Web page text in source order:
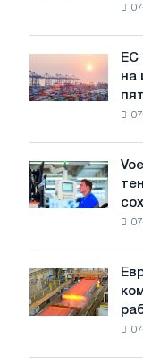
трамвайных
путей
Москвы
Ярославля
объявил
окончательные
холоднокатаной
стали
из
стран
ЕС
на
Voestalpine
ожидает,
что
рынке
стали
сохранятся,
на
Европейские
сталелитейные
компании